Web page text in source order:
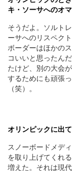
キ・ソーサへのオ
そうだよ。ソルト
ーサへのリスペク
ボーダーはほかの
コいいと思ったん
たけど、別の大会
するためにも頑張
（笑）。
オリンピックに出
スノーボードメデ
を取り上げてくれ
増えた。それは現